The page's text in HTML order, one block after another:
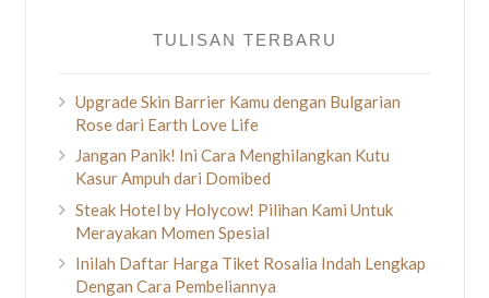
TULISAN TERBARU
Upgrade Skin Barrier Kamu dengan Bulgarian
Rose dari Earth Love Life
Jangan Panik! Ini Cara Menghilangkan Kutu
Kasur Ampuh dari Domibed
Steak Hotel by Holycow! Pilihan Kami Untuk
Merayakan Momen Spesial
Inilah Daftar Harga Tiket Rosalia Indah Lengkap
Dengan Cara Pembeliannya